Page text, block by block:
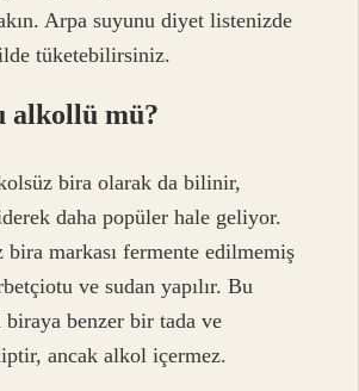
Arpa suyunu diyet listenizde
tüketebilirsiniz.
alkollü mü?
bira olarak da bilinir,
daha popüler hale geliyor.
bira markası fermente edilmemiş
ve sudan yapılır. Bu
benzer bir tada ve
ancak alkol içermez.